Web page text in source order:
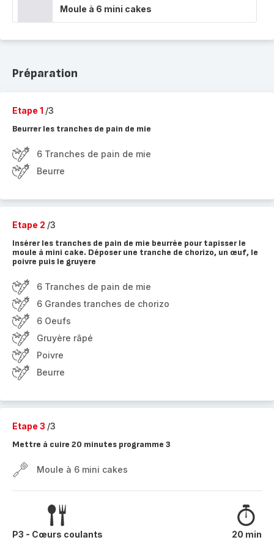
Moule à 6 mini cakes
Préparation
Etape 1 /3
Beurrer les tranches de pain de mie
6 Tranches de pain de mie
Beurre
Etape 2 /3
Insérer les tranches de pain de mie beurrée pour tapisser le
moule à mini cake. Déposer une tranche de chorizo, un œuf, le
poivre puis le gruyere
6 Tranches de pain de mie
6 Grandes tranches de chorizo
6 Oeufs
Gruyère râpé
Poivre
Beurre
Etape 3 /3
Mettre à cuire 20 minutes programme 3
Moule à 6 mini cakes
P3 - Cœurs coulants 20 min